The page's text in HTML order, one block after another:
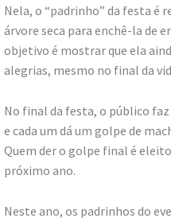
Nela, o “padrinho” da festa é
árvore seca para enchê-la de
objetivo é mostrar que ela
alegrias, mesmo no final da
No final da festa, o público
e cada um dá um golpe de
Quem der o golpe final é
próximo ano.
Neste ano, os padrinhos do